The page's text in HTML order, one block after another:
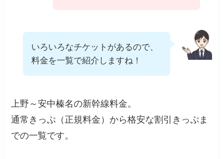
いろいろなチケットがあるので、
料金を一覧で紹介しますね！
上野～安中榛名の新幹線料金。
通常きっぷ（正規料金）から格安な割引きっぷま
での一覧です。